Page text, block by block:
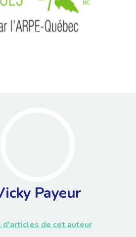
Payeur
d'articles de cet auteur